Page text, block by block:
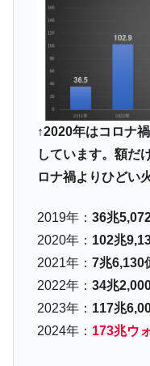
『Money1』
ル」まで拡大 ⇒ 海外資
『Money1』
い「50.5％」に上昇
『Money1』
韓国大
た ⇒ 国家が行った恐
『Money1』
韓国･警
動」
国の過剰生産が世界を
『Money1』
韓国製
種は全般的「不調」⇒
『Money1』
【米韓
ン』1人当たり賠償10
『Money1』 韓国で
↑2020年はコロナ
しています。額だ
ロナ禍よりひどい
2019年： 36兆
2020年： 102兆
2021年： 7兆6,130
2022年： 34兆
2023年： 117兆
2024年： 173兆ウ